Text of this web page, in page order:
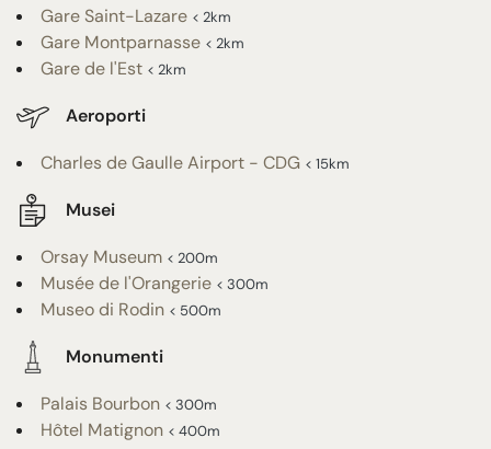
Gare Saint-Lazare < 2km
Gare Montparnasse < 2km
Gare de l'Est < 2km
Aeroporti
Charles de Gaulle Airport - CDG < 15km
Musei
Orsay Museum < 200m
Musée de l'Orangerie < 300m
Museo di Rodin < 500m
Monumenti
Palais Bourbon < 300m
Hôtel Matignon < 400m